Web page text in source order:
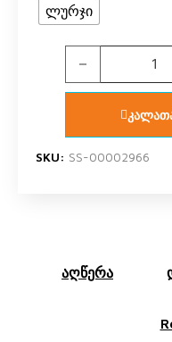
ლურჯი
U.S. Polo
SKU: SS-00002966
აღწერა